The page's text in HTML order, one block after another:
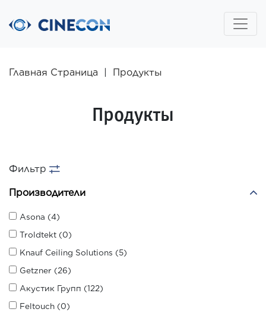
Главная Страница | Продукты
Продукты
Фильтр
Производители
Asona (4)
Troldtekt (0)
Knauf Ceiling Solutions (5)
Getzner (26)
Акустик Групп (122)
Feltouch (0)